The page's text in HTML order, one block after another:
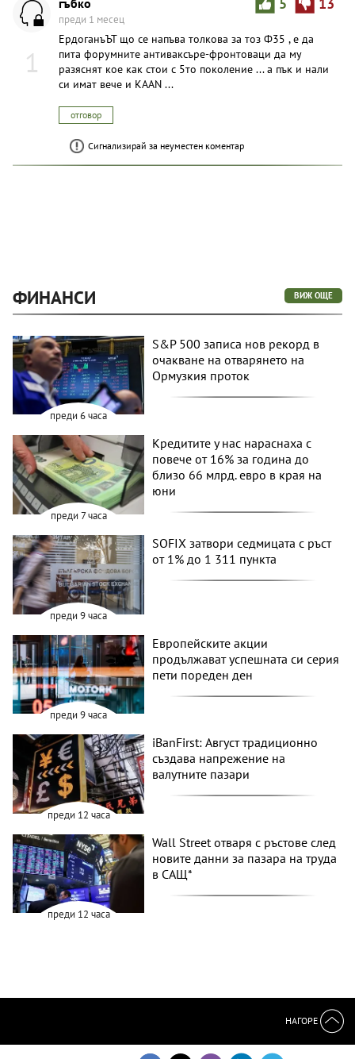
1
преди 1 месец
ЕрдоганъЪТ що се напъва толкова за тоз Ф35 , е да
пита форумните антиваксъре-фронтоваци да му
разяснят кое как стои с 5то поколение ... а пък и нали
си имат вече и KAAN ...
отговор
Сигнализирай за неуместен коментар
ФИНАНСИ ВИЖ ОЩЕ
преди 6 часа
S&P 500 записа нов рекорд в
очакване на отварянето на
Ормузкия проток
преди 7 часа
Кредитите у нас нараснаха с
повече от 16% за година до
близо 66 млрд. евро в края на
юни
преди 9 часа
SOFIX затвори седмицата с ръст
от 1% до 1 311 пункта
преди 9 часа
Европейските акции
продължават успешната си серия
пети пореден ден
преди 12 часа
iBanFirst: Август традиционно
създава напрежение на
валутните пазари
преди 12 часа
Wall Street отваря с ръстове след
новите данни за пазара на труда
в САЩ*
НАГОРЕ